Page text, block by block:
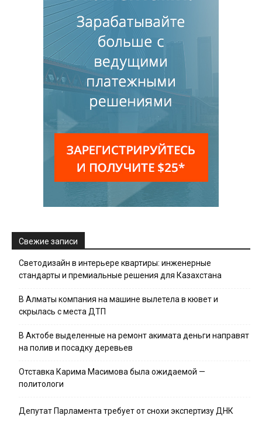
Свежие записи
Светодизайн в интерьере квартиры: инженерные
стандарты и премиальные решения для Казахстана
В Алматы компания на машине вылетела в кювет и
скрылась с места ДТП
В Актобе выделенные на ремонт акимата деньги направят
на полив и посадку деревьев
Отставка Карима Масимова была ожидаемой —
политологи
Депутат Парламента требует от снохи экспертизу ДНК